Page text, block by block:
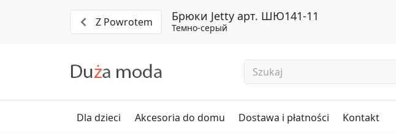
Z Powrotem Брюки Jetty арт. ШЮ141-11
Темно-серый
Dla dzieci Akcesoria do domu Dostawa i płatności Kontakt